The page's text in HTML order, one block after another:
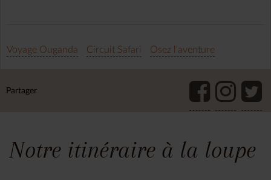
Voyage Ouganda Circuit Safari Osez l'aventure
Partager
Notre itinéraire à la loupe